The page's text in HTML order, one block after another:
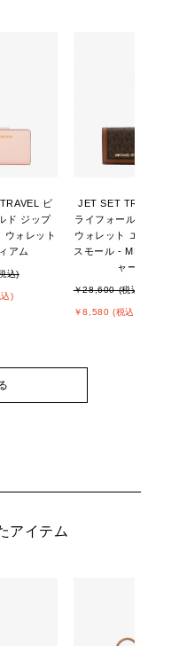
ビ
ド ジップ
ウォレット
アム
込)
)
JET SET TRAVEL ト
ライフォールド ジッ
ウォレット エクスト
スモール - MKシグネ
ャー
￥28,600 (税込)
￥8,580 (税込)
アイテム